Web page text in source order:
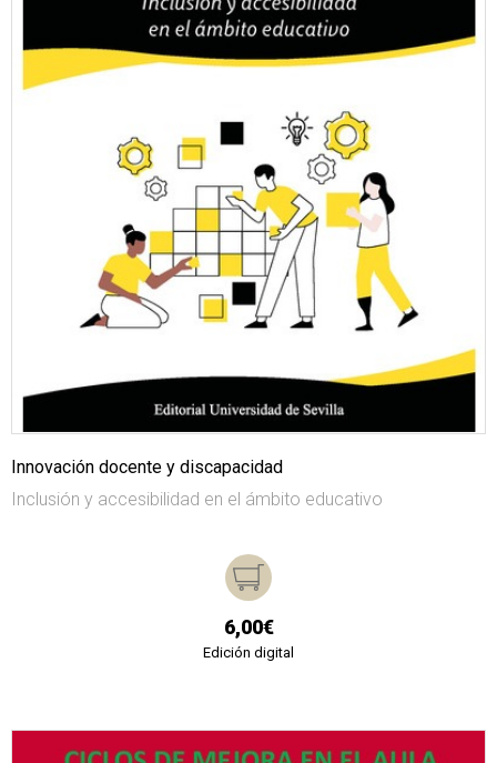
Innovación docente y discapacidad
Inclusión y accesibilidad en el ámbito educativo
6,00€
Edición digital